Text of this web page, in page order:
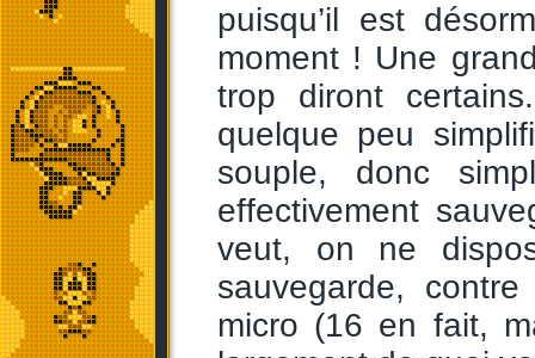
puisqu’il est
moment ! Une
trop diront
quelque peu
souple, donc
effectivement
veut, on ne
sauvegarde,
micro (16 en fait,